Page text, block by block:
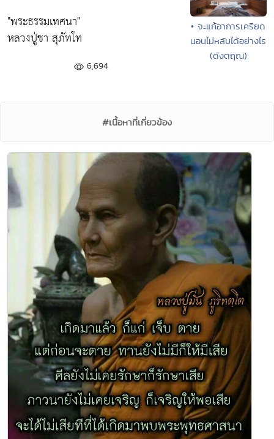
"พระธรรมเทศนา"
หลวงปู่ชา สุภัทโท
6,694
• จะแก้อาการเครียด
นอนไม่หลับได้อย่างไร
(ดังตฤณ)
#เนื้อหาที่เกี่ยวข้อง